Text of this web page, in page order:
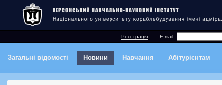
Реєстрація E-mail:
Загальні відомості Новини Навчання Абітурієнтам